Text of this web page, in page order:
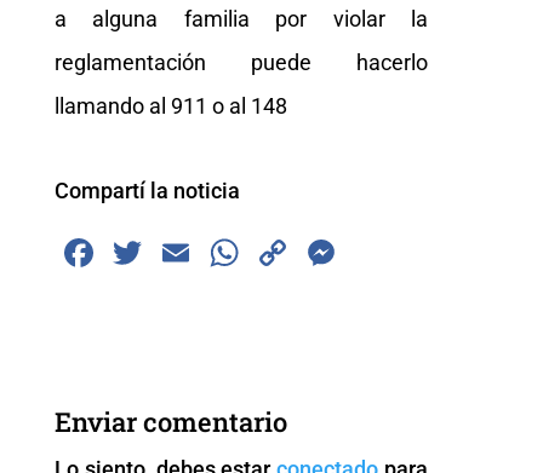
a alguna familia por violar la
reglamentación puede hacerlo
llamando al 911 o al 148
Compartí la noticia
F
b
o
T
E
W
A
p
C
Enviar comentario